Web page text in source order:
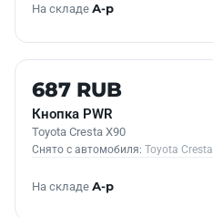
На складе А-р
Б/У В НАЛИЧИИ
687 RUB
Кнопка PWR
Toyota Cresta X90
Снято с автомобиля: Toyota Cresta
На складе А-р